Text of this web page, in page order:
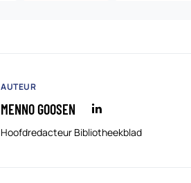
AUTEUR
MENNO GOOSEN
Hoofdredacteur Bibliotheekblad